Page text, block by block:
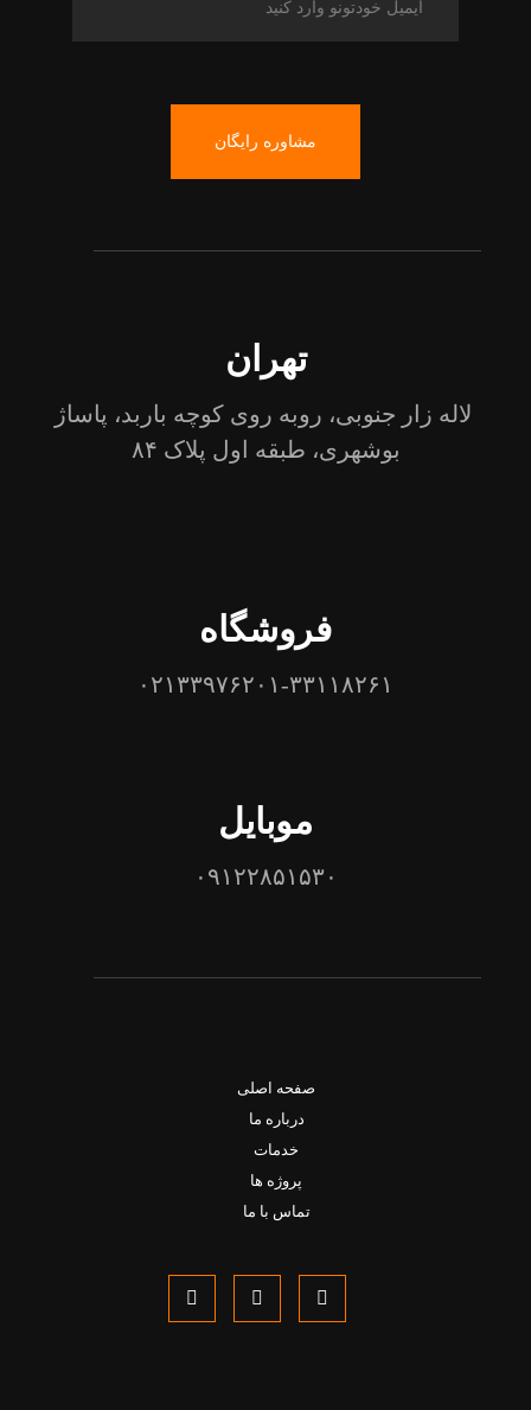
مشاوره رایگان
تهران
لاله زار جنوبی، روبه روی کوچه باربد، پاساژ
بوشهری، طبقه اول پلاک ۸۴
فروشگاه
۰۲۱۳۳۹۷۶۲۰۱-۳۳۱۱۸۲۶۱
موبایل
۰۹۱۲۲۸۵۱۵۳۰
صفحه اصلی
درباره ما
خدمات
پروژه ها
تماس با ما